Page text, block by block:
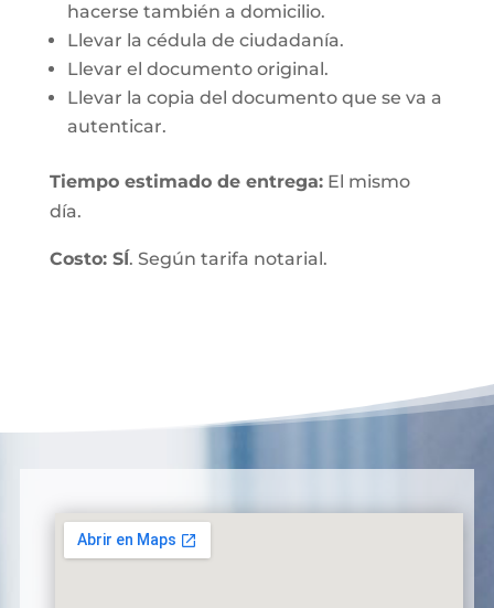
hacerse también a domicilio.
Llevar la cédula de ciudadanía.
Llevar el documento original.
Llevar la copia del documento que se va a
autenticar.
Tiempo estimado de entrega:El mismo
día.
Costo: SÍ. Según tarifa notarial.